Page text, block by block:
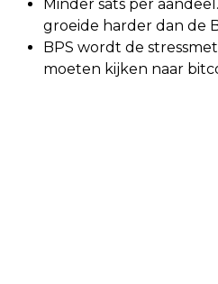
Minder sats per
groeide harder dan de
BPS wordt de
moeten kijken naar